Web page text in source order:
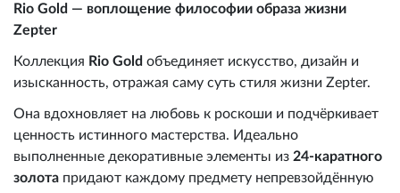
Rio Gold — воплощение философии образа жизни
Zepter
Коллекция Rio Gold объединяет искусство, дизайн и
изысканность, отражая саму суть стиля жизни Zepter.
Она вдохновляет на любовь к роскоши и подчёркивает
ценность истинного мастерства. Идеально
выполненные декоративные элементы из 24-каратного
золота придают каждому предмету непревзойдённую